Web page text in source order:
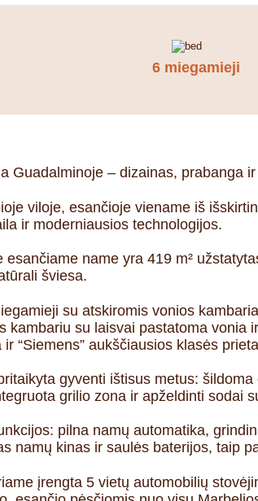
6 miegamieji
Guadalminoje – dizainas, prabanga
viloje, esančioje viename iš
ir moderniausios technologijos.
esančiame name yra 419 m²
šviesa.
su atskiromis vonios
kambariu su laisvai pastatoma vonia
ir “Siemens” aukščiausios klasės
gyventi ištisus metus:
grilio zona ir apželdinti sodai
pilna namų automatika,
namų kinas ir saulės baterijos, taip
įrengta 5 vietų automobilių